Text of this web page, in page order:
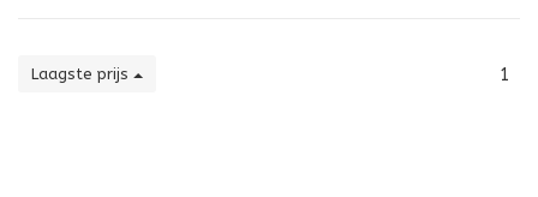
Laagste prijs 1